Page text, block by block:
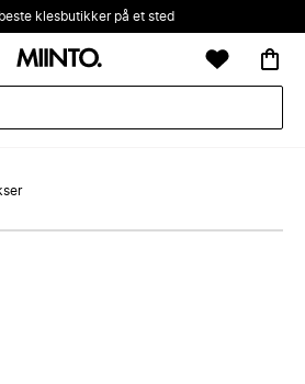
klesbutikker på et sted